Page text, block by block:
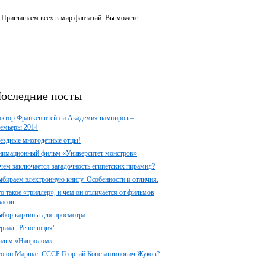
всех в мир фантазий. Вы можете
посты
Франкенштейн и Академия вампиров –
2014
многодетные отцы!
фильм «Университет монстров»
заключается загадочность египетских пирамид?
электронную книгу. Особенности и отличия.
такое «триллер», и чем он отличается от фильмов
картины для просмотра
"Революция"
«Напролом»
он Маршал СССР Георгий Константинович Жуков?